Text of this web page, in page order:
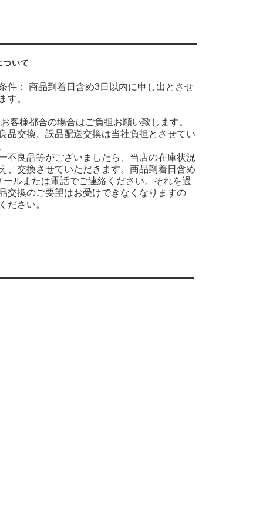
ついて
件： 商品到着日含め3日以内に申し出とさせ
す。
客様都合の場合はご負担お願い致します。
品交換、誤品配送交換は当社負担とさせてい
不良品等がございましたら、当店の在庫状況
、交換させていただきます。商品到着日含め
ールまたは電話でご連絡ください。それを過
交換のご要望はお受けできなくなりますの
ださい。